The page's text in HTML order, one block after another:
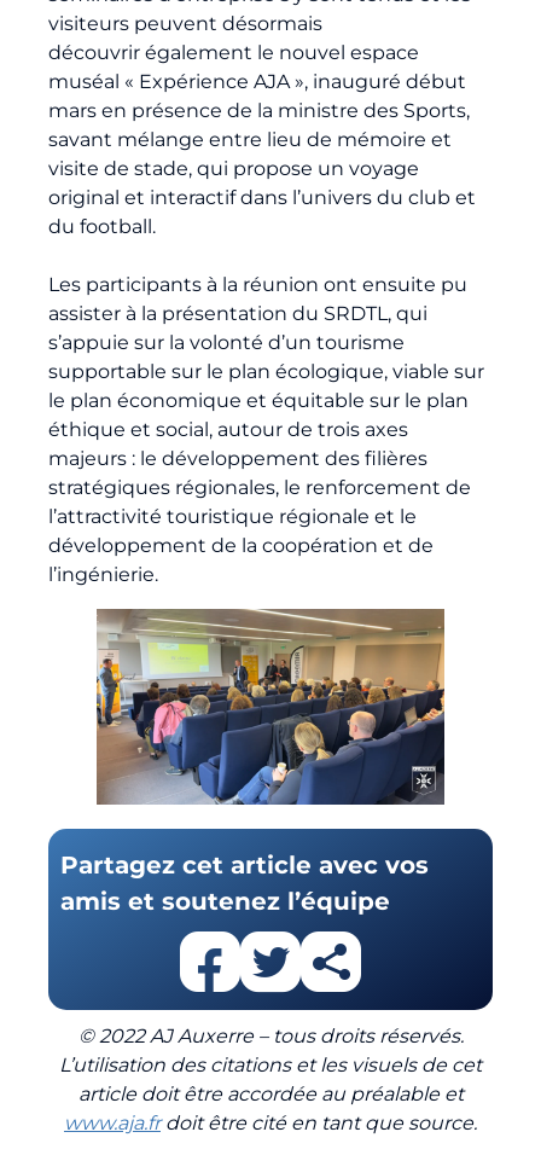
visiteurs peuvent désormais
découvrir également le nouvel espace
muséal « Expérience AJA », inauguré début
mars en présence de la ministre des Sports,
savant mélange entre lieu de mémoire et
visite de stade, qui propose un voyage
original et interactif dans l’univers du club et
du football.
Les participants à la réunion ont ensuite pu
assister à la présentation du SRDTL, qui
s’appuie sur la volonté d’un tourisme
supportable sur le plan écologique, viable sur
le plan économique et équitable sur le plan
éthique et social, autour de trois axes
majeurs : le développement des filières
stratégiques régionales, le renforcement de
l’attractivité touristique régionale et le
développement de la coopération et de
l’ingénierie.
Partagez cet article avec vos
amis et soutenez l’équipe
© 2022 AJ Auxerre – tous droits réservés.
L’utilisation des citations et les visuels de cet
article doit être accordée au préalable et
www.aja.frdoit être cité en tant que source.